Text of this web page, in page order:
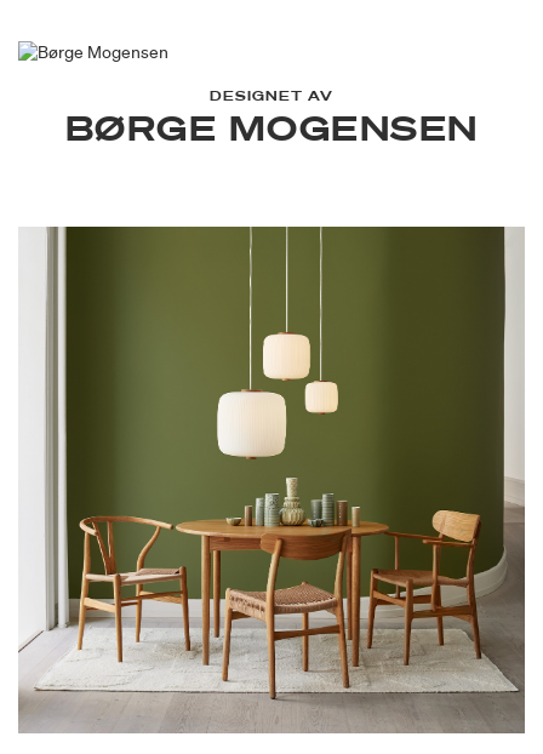
DESIGNET AV
BØRGE MOGENSEN